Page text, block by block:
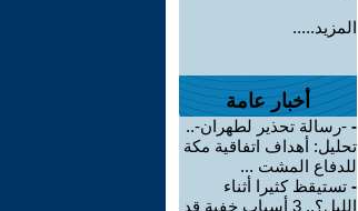
المزيد.....
أخبار عامة
- -رسالة تحذير لطهران-..
تحليل: أهداف اتفاقية مكة
للدفاع المشت ...
- تستيقظ كثيرا أثناء
الليل؟.. 3 أسباب خفية قد